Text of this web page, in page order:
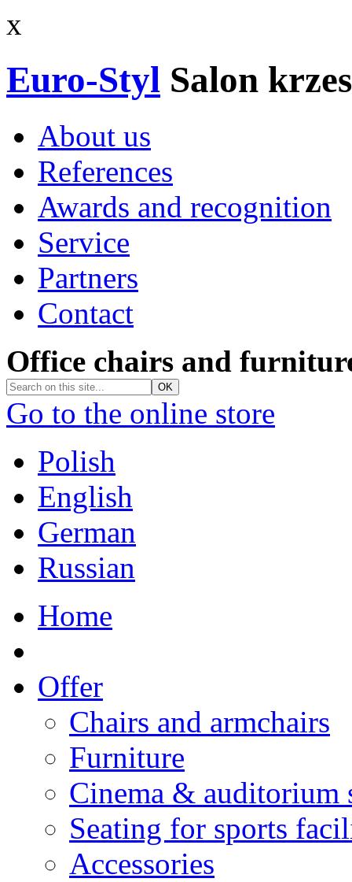
x
Euro-Styl Salon
About us
References
Awards and recognition
Service
Partners
Contact
Office chairs and
Go to the online store
Polish
English
German
Russian
Home
Offer
Chairs and armchairs
Furniture
Cinema & auditorium
Seating for sports
Accessories